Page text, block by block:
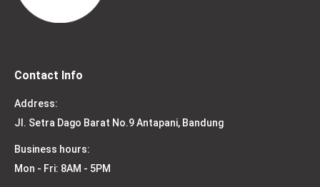
Contact Info
Address:
Jl. Setra Dago Barat No.9 Antapani, Bandung
Business hours:
Mon - Fri: 8AM - 5PM